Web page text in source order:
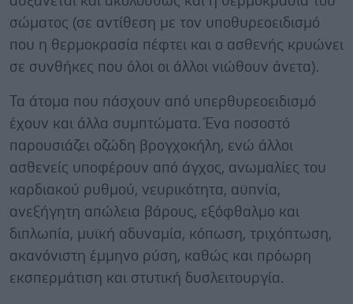
σώματος (σε αντίθεση με τον υποθυρεοειδισμό
που η θερμοκρασία πέφτει και ο ασθενής κρυώνει
σε συνθήκες που όλοι οι άλλοι νιώθουν άνετα).
Τα άτομα που πάσχουν από υπερθυρεοειδισμό
έχουν και άλλα συμπτώματα. Ένα ποσοστό
παρουσιάζει οζώδη βρογχοκήλη, ενώ άλλοι
ασθενείς υποφέρουν από άγχος, ανωμαλίες του
καρδιακού ρυθμού, νευρικότητα, αϋπνία,
ανεξήγητη απώλεια βάρους, εξόφθαλμο και
διπλωπία, μυϊκή αδυναμία, κόπωση, τριχόπτωση,
ακανόνιστη έμμηνο ρύση, καθώς και πρόωρη
εκσπερμάτιση και στυτική δυσλειτουργία.